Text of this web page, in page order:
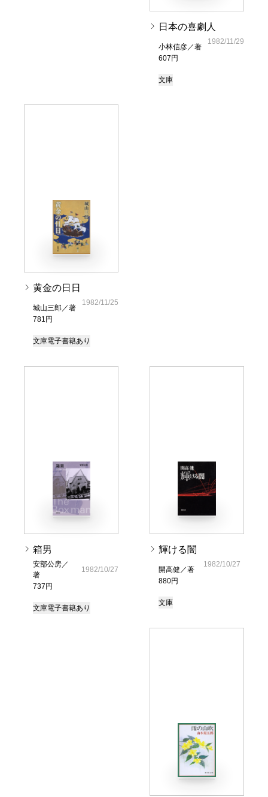
日本の喜劇人
小林信彦／著
607円
1982/11/29
文庫
黄金の日日
城山三郎／著
781円
1982/11/25
文庫電子書籍あり
箱男
安部公房／
著
737円
1982/10/27
文庫電子書籍あり
輝ける闇
開高健／著
880円
1982/10/27
文庫